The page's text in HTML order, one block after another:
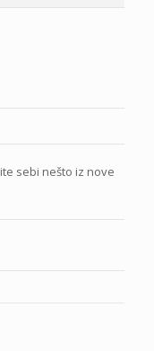
sebi nešto iz nove